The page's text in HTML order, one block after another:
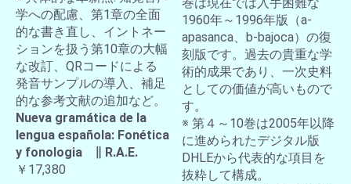
学への配慮、第1章の全面
的な書き直し、イントネー
ションを扱う第10章の大幅
な改訂、QRコードによる
発音サンプルの導入、補足
的な参考文献の追加など。
Nueva gramática de la
lengua española: Fonética
y fonologia ∥ R.A.E.
￥17,380
巻は現在では入手困難な
1960年～1996年版（a-
apasanca、b-bajoca）の復
刻版です。過去の貴重な学
術的成果であり、一次史料
としての価値が高いもので
す。
※ 第４～10巻は2005年以降
に進められたデジタル版
DHLEから代表的な項目を
抜粋して構成。